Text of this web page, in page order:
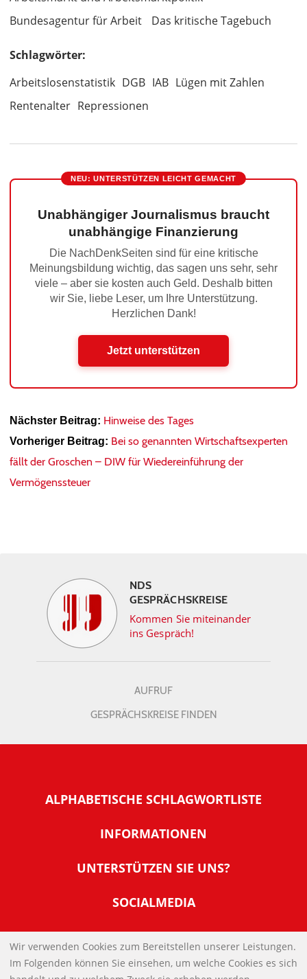
Bundesagentur für Arbeit
Das kritische Tagebuch
Schlagwörter:
Arbeitslosenstatistik DGB IAB Lügen mit Zahlen
Rentenalter Repressionen
NEU: UNTERSTÜTZEN LEICHT GEMACHT
Unabhängiger Journalismus braucht
unabhängige Finanzierung
Die NachDenkSeiten sind für eine kritische
Meinungsbildung wichtig, das sagen uns sehr, sehr
viele – aber sie kosten auch Geld. Deshalb bitten
wir Sie, liebe Leser, um Ihre Unterstützung.
Herzlichen Dank!
Jetzt unterstützen
Nächster Beitrag: Hinweise des Tages
Vorheriger Beitrag: Bei so genannten Wirtschaftsexperten
fällt der Groschen – DIW für Wiedereinführung der
Vermögenssteuer
NDS
GESPRÄCHSKREISE
Kommen Sie miteinander
ins Gespräch!
AUFRUF
GESPRÄCHSKREISE FINDEN
ALPHABETISCHE SCHLAGWORTLISTE
INFORMATIONEN
Warum NachDenkSeiten
Tipps zur Nutzung der NachDenkSeiten
Banner und E-Mail-Signaturen
Links
UNTERSTÜTZEN SIE UNS?
Werden Sie Fördermitglied
Spenden Sie Online
SOCIALMEDIA
IMPRESSUM
DATENSCHUTZERKLÄRUNG
Wir verwenden Cookies zum Bereitstellen unserer Leistungen.
Im Folgenden können Sie einsehen, um welche Cookies es sich